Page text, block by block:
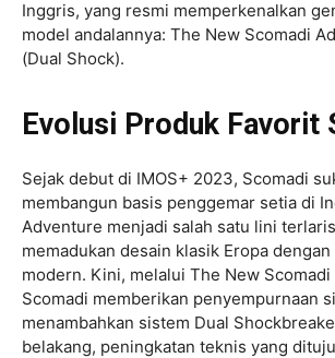
Inggris, yang resmi memperkenalkan
model andalannya: The New Scomadi
(Dual Shock).
Evolusi Produk Favorit
Sejak debut di IMOS+ 2023, Scomadi
membangun basis penggemar setia di
Adventure menjadi salah satu lini
memadukan desain klasik Eropa
modern. Kini, melalui The New
Scomadi memberikan penyempurnaan
menambahkan sistem Dual
belakang, peningkatan teknis yang